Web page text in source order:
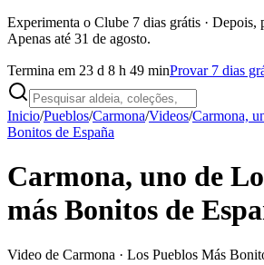
Experimenta o Clube 7 dias grátis · Depois,
Apenas até 31 de agosto.
Termina em 23 d 8 h 49 minProvar 7 dias
Inicio/Pueblos/Carmona/Videos/Carmona,
Bonitos de España
Carmona, uno de
más Bonitos de
Video de Carmona · Los Pueblos Más